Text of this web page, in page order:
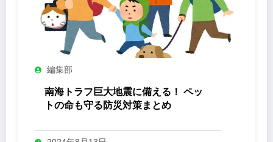
編集部
南海トラフ巨大地震に備える！ ペッ
トの命も守る防災対策まとめ